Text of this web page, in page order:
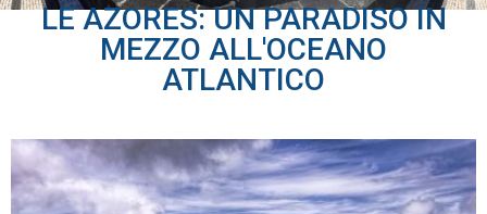
LE AZORES: UN PARADISO IN
MEZZO ALL'OCEANO
ATLANTICO